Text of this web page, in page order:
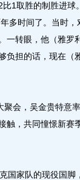
1取胜的制胜进球
多时间了。当时
一转眼，他（雅罗
负担的话，现在（
会，吴金贵特意率
触，共同憧憬新赛
家队的现役国脚